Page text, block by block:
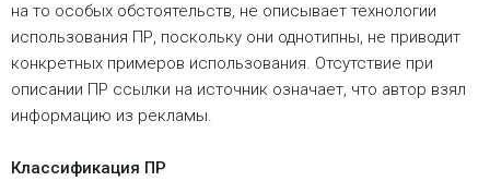
на то особых обстоятельств, не описывает технологии
использования ПР, поскольку они однотипны, не приводит
конкретных примеров использования. Отсутствие при
описании ПР ссылки на источник означает, что автор взял
информацию из рекламы.
Классификация ПР